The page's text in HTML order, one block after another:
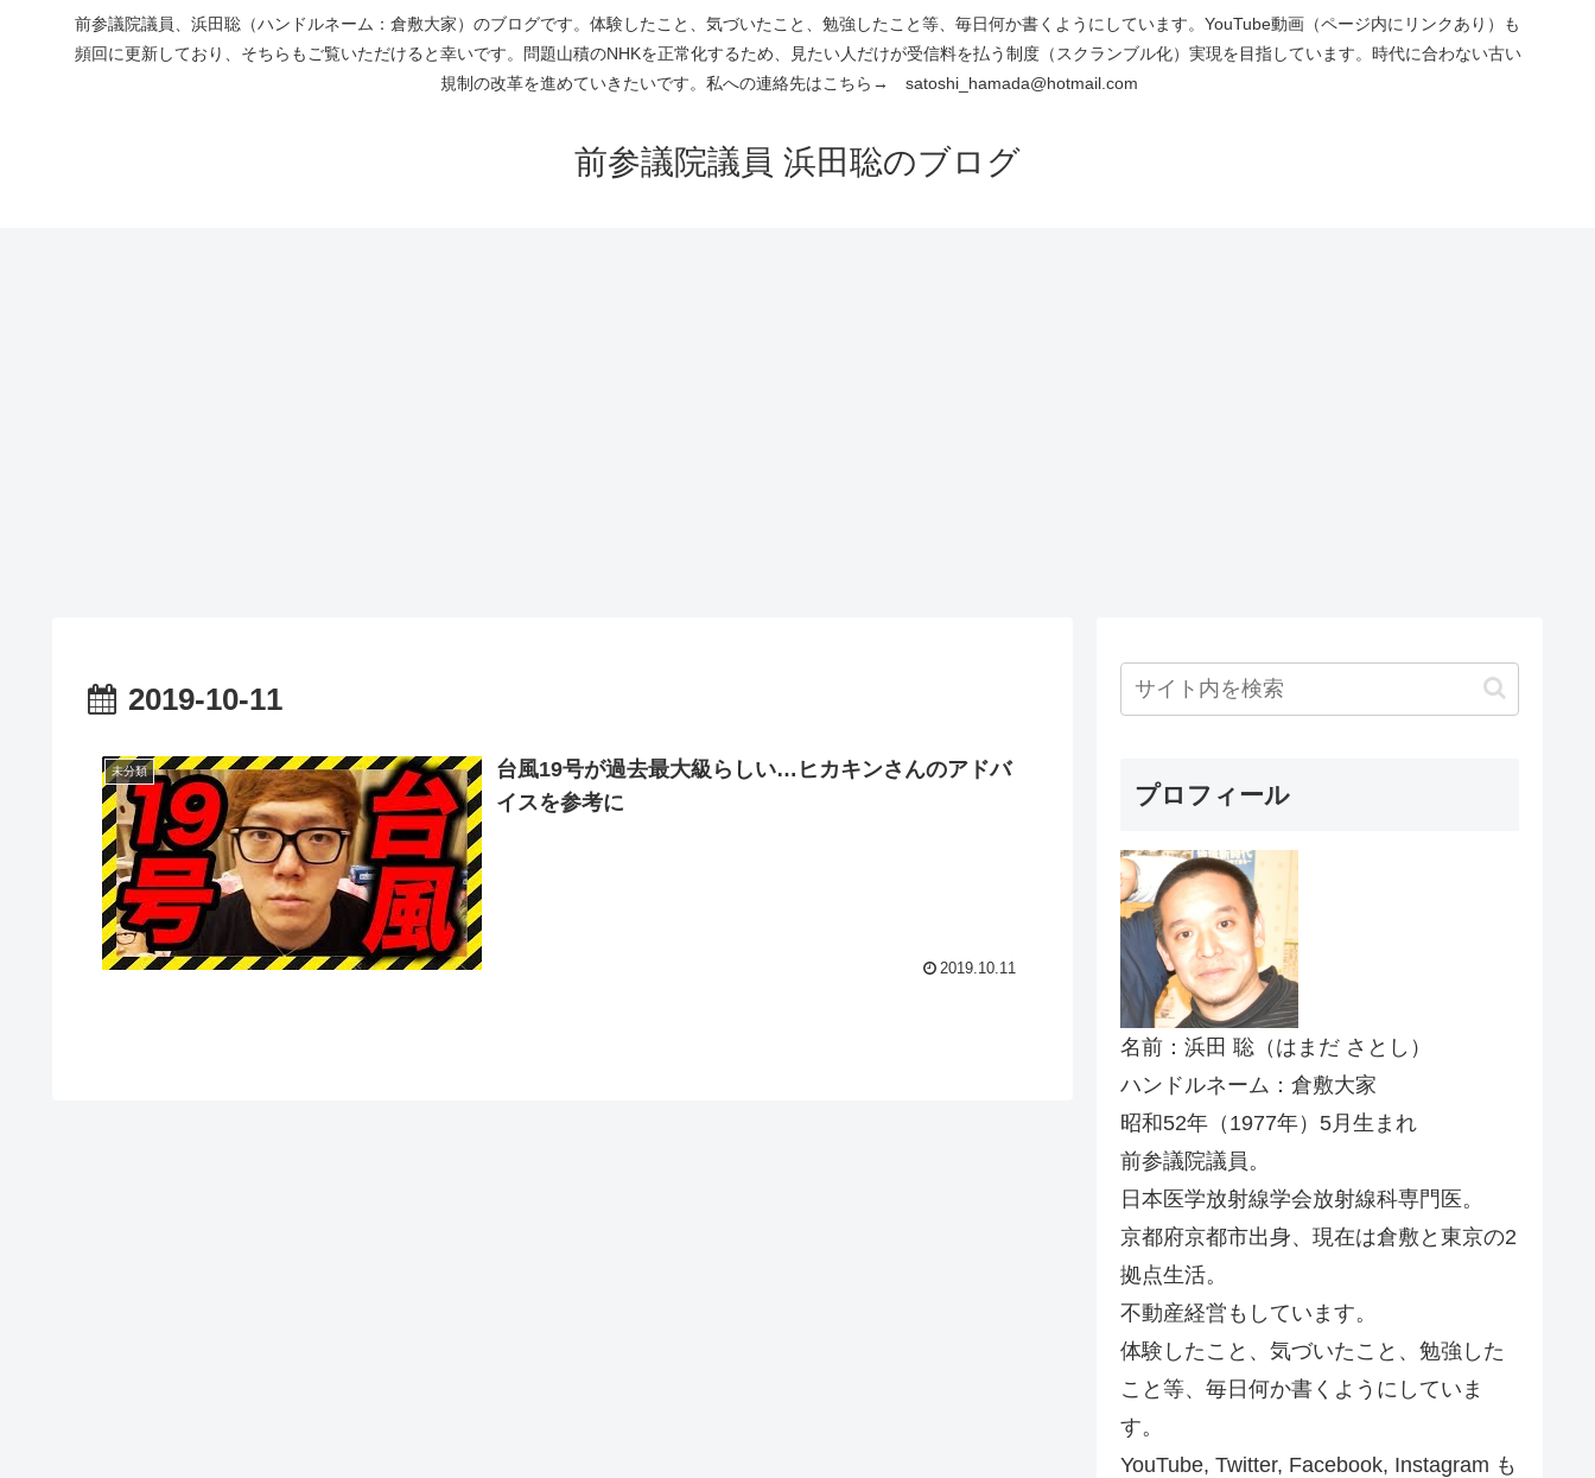
前参議院議員、浜田聡（ハンドルネーム：倉敷大家）のブログです。体験したこと、気づいたこと、勉強したこと等、毎日何か書くようにしています。YouTube動画（ページ内にリンクあり）も
頻回に更新しており、そちらもご覧いただけると幸いです。問題山積のNHKを正常化するため、見たい人だけが受信料を払う制度（スクランブル化）実現を目指しています。時代に合わない古い
規制の改革を進めていきたいです。私への連絡先はこちら→ satoshi_hamada@hotmail.com
前参議院議員 浜田聡のブログ
2019-10-11
未分類
台風19号が過去最大級らしい…ヒカキンさんのアドバ
イスを参考に
2019.10.11
プロフィール
名前：浜田 聡（はまだ さとし）
ハンドルネーム：倉敷大家
昭和52年（1977年）5月生まれ
前参議院議員。
日本医学放射線学会放射線科専門医。
京都府京都市出身、現在は倉敷と東京の2
拠点生活。
不動産経営もしています。
体験したこと、気づいたこと、勉強した
こと等、毎日何か書くようにしていま
す。
YouTube, Twitter, Facebook, Instagram も